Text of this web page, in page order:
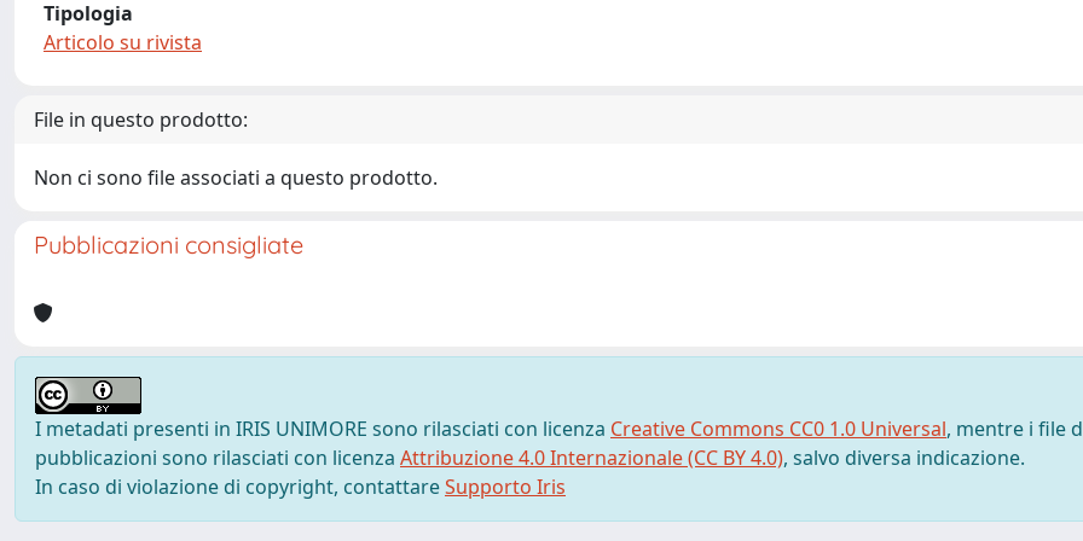
Tipologia
Articolo su rivista
File in questo prodotto:
Non ci sono file associati a questo prodotto.
Pubblicazioni consigliate
I metadati presenti in IRIS UNIMORE sono rilasciati con licenza Creative Commons CC0 1.0 Universal, mentre i file
pubblicazioni sono rilasciati con licenza Attribuzione 4.0 Internazionale (CC BY 4.0), salvo diversa indicazione.
In caso di violazione di copyright, contattareSupporto Iris